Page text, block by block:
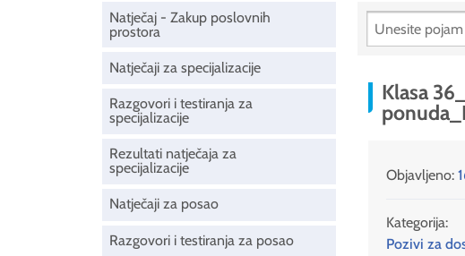
Natječaj - Zakup poslovnih
prostora
Natječaji za specijalizacije
Razgovori i testiranja za
specijalizacije
Rezultati natječaja za
specijalizacije
Natječaji za posao
Razgovori i testiranja za posao
Klasa
Objavljeno:
Kategorija:
Pozivi za